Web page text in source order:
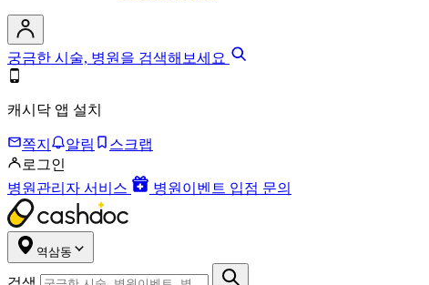
궁금한 시술, 병원을 검색해보세요
캐시닥 앱 설치
쪽지 알림
스크랩
로그인
병원관리자 서비스
병원이벤트 입점 문의
역삼동